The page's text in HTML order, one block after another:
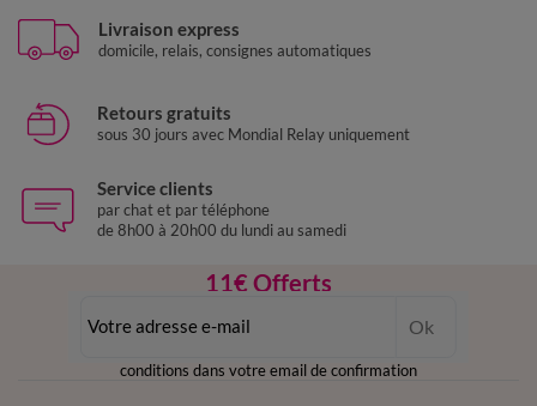
Livraison express
domicile, relais, consignes automatiques
Retours gratuits
sous 30 jours avec Mondial Relay uniquement
Service clients
par chat et par téléphone
de 8h00 à 20h00 du lundi au samedi
11€ Offerts
en vous inscrivant à la newsletter
conditions dans votre email de confirmation
Ok